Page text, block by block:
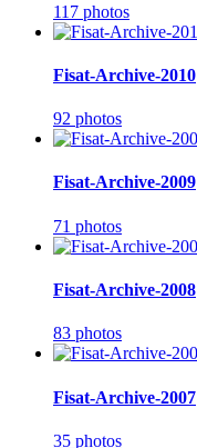
117 photos
Fisat-Archive-2010
92 photos
Fisat-Archive-2009
71 photos
Fisat-Archive-2008
83 photos
Fisat-Archive-2007
35 photos